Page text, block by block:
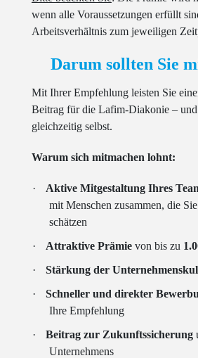
wenn alle Voraussetzungen erfüllt
Arbeitsverhältnis zum jeweiligen
Darum sollten Sie
Mit Ihrer Empfehlung leisten Sie
Beitrag für die Lafim-Diakonie –
gleichzeitig selbst.
Warum sich mitmachen lohnt:
· Aktive Mitgestaltung Ihres
mit Menschen zusammen, die
schätzen
·
Attraktive Prämievon bis zu
·
Stärkung der
·
Schneller und direkter
Ihre Empfehlung
·
Beitrag zur Zukunftssicherung
Unternehmens